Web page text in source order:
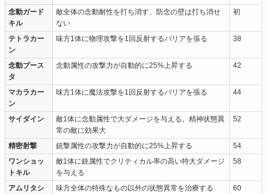
念動ガード
キル
敵全体の念動耐性を打ち消す、防念の壁は打ち消せ
ない
初
テトラカー
ン
味方1体に物理攻撃を1回反射するバリアを張る 38
念動ブース
タ
念動属性の攻撃力が自動的に25%上昇する 42
マカラカー
ン
味方1体に魔法攻撃を1回反射するバリアを張る 44
サイダイン
敵1体に念動属性で大ダメージを与える。精神状態異
常の敵に効果大
52
精密射撃 銃撃属性の攻撃力が自動的に25%上昇する
54
ワンショッ
トキル
敵1体に銃属性でクリティカル率の高い特大ダメージ
を与える
58
アムリタシ
味方全体の特殊なもの以外の状態異常を治療する 60